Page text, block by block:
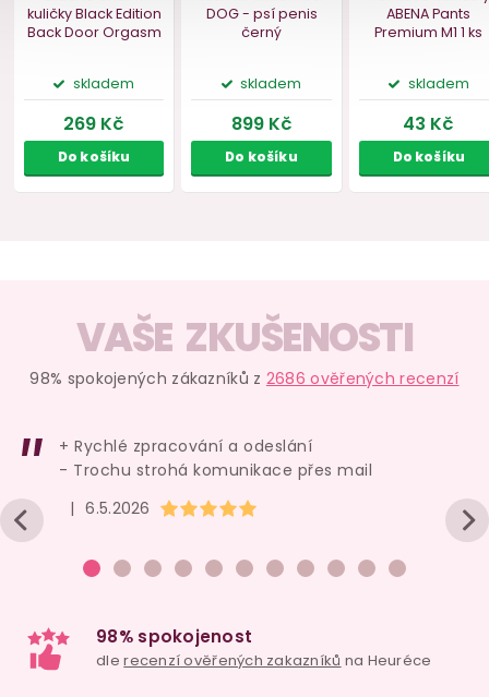
Lubrikační gel LONA
- anální (vodní
báze)130 ml
Luxusní kovový kolík
se šperkem
Taboom
Dlouhé anální
Náš TIP
VAŠE ZKUŠENOSTI
98% spokojených zákazníků z 2686 ověřených recenzí
Hodnocení obchodu je 5 z 5 hvězdiček.
| 6.5.2026
+ Rychlé zpracování a odeslání
- Trochu strohá komunikace přes mail